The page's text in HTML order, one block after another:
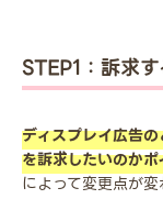
STEP1：訴求
ディスプレイ広告
を訴求したいのか
によって変更点が変